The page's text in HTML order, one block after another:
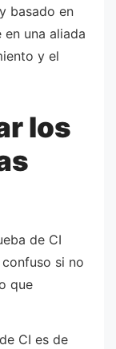
basado en
una aliada
y el
los
de CI
si no
que
CI es de